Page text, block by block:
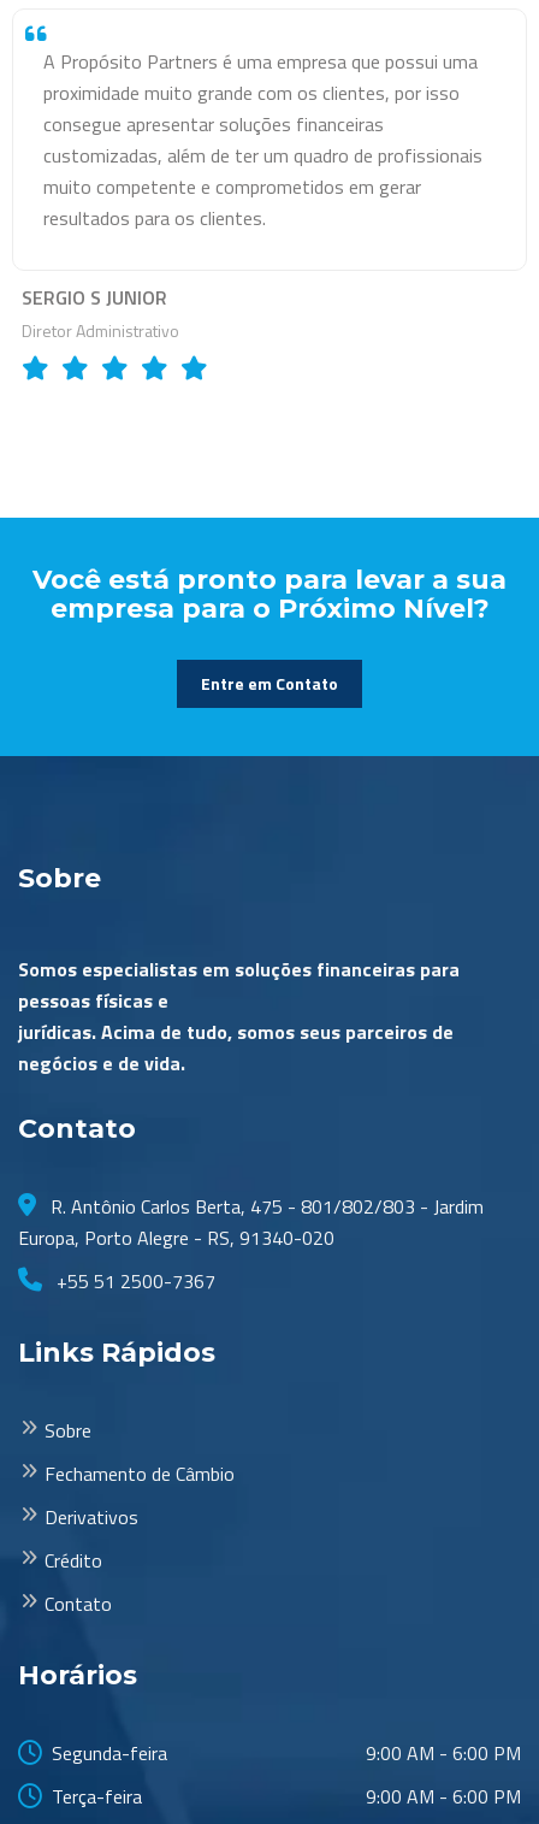
A Propósito Partners é uma empresa que possui uma
proximidade muito grande com os clientes, por isso
consegue apresentar soluções financeiras
customizadas, além de ter um quadro de profissionais
muito competente e comprometidos em gerar
resultados para os clientes.
SERGIO S JUNIOR
Diretor Administrativo
Você está pronto para levar a sua
empresa para o Próximo Nível?
Entre em Contato
Sobre
Somos especialistas em soluções financeiras para
pessoas físicas e
jurídicas. Acima de tudo, somos seus parceiros de
negócios e de vida.
Contato
R. Antônio Carlos Berta, 475 - 801/802/803 - Jardim
Europa, Porto Alegre - RS, 91340-020
+55 51 2500-7367
Links Rápidos
Sobre
Fechamento de Câmbio
Derivativos
Crédito
Contato
Horários
Segunda-feira
9:00 AM - 6:00 PM
Terça-feira
9:00 AM - 6:00 PM